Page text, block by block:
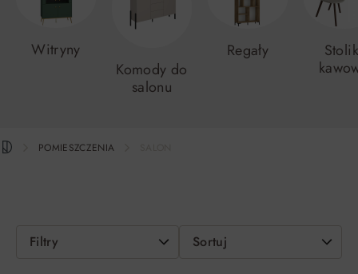
Witryny
Komody do
salonu
Regały
POMIESZCZENIA
Filtry Sortuj